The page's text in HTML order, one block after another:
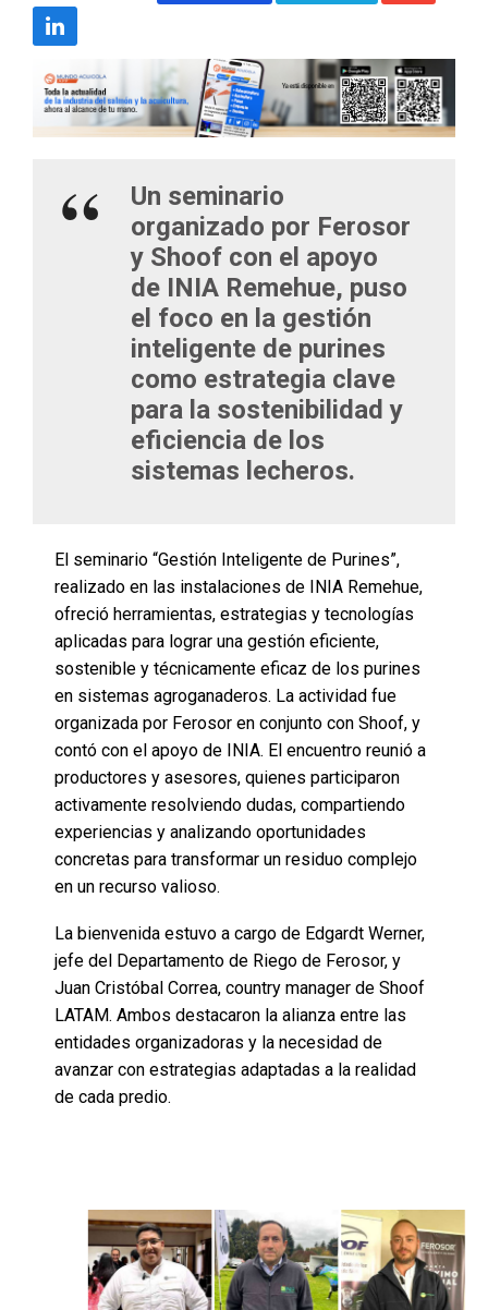
Un seminario
organizado por Ferosor
y Shoof con el apoyo
de INIA Remehue, puso
el foco en la gestión
inteligente de purines
como estrategia clave
para la sostenibilidad y
eficiencia de los
sistemas lecheros.
El seminario “Gestión Inteligente de Purines”,
realizado en las instalaciones de INIA Remehue,
ofreció herramientas, estrategias y tecnologías
aplicadas para lograr una gestión eficiente,
sostenible y técnicamente eficaz de los purines
en sistemas agroganaderos. La actividad fue
organizada por Ferosor en conjunto con Shoof, y
contó con el apoyo de INIA. El encuentro reunió a
productores y asesores, quienes participaron
activamente resolviendo dudas, compartiendo
experiencias y analizando oportunidades
concretas para transformar un residuo complejo
en un recurso valioso.
La bienvenida estuvo a cargo de Edgardt Werner,
jefe del Departamento de Riego de Ferosor, y
Juan Cristóbal Correa, country manager de Shoof
LATAM. Ambos destacaron la alianza entre las
entidades organizadoras y la necesidad de
avanzar con estrategias adaptadas a la realidad
de cada predio.